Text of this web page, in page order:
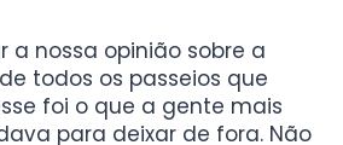
a nossa opinião sobre a
todos os passeios que
foi o que a gente mais
para deixar de fora. Não